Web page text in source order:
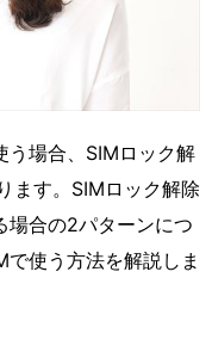
う場合、SIMロック解
ます。SIMロック解除
場合の2パターンにつ
使う方法を解説しま